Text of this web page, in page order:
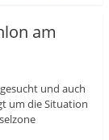
am
und auch
um die Situation